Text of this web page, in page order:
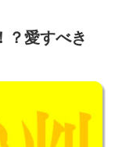
？愛すべき